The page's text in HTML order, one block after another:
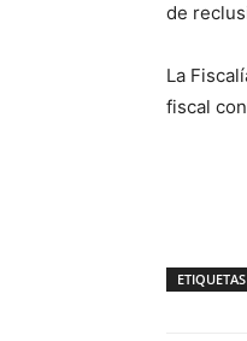
de
La
fiscal
ETIQUETAS